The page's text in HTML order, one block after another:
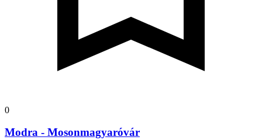
0
Modra - Mosonmagyaróvár